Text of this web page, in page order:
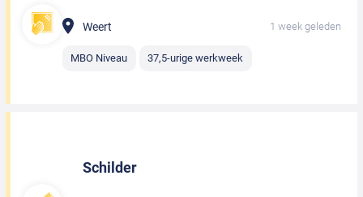
Weert 1 week geleden
MBO Niveau 37,5-urige werkweek
Schilder